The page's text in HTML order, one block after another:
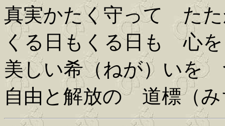
真実かたく守って た
くる日もくる日も 心
美しい希（ねが）いを
自由と解放の 道標（み